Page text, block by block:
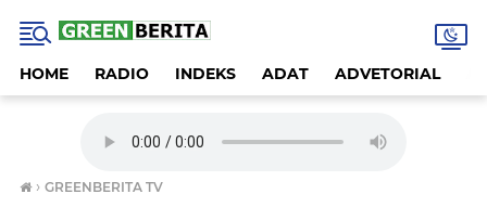
HOME RADIO INDEKS ADAT ADVETORIAL
› GREENBERITA TV